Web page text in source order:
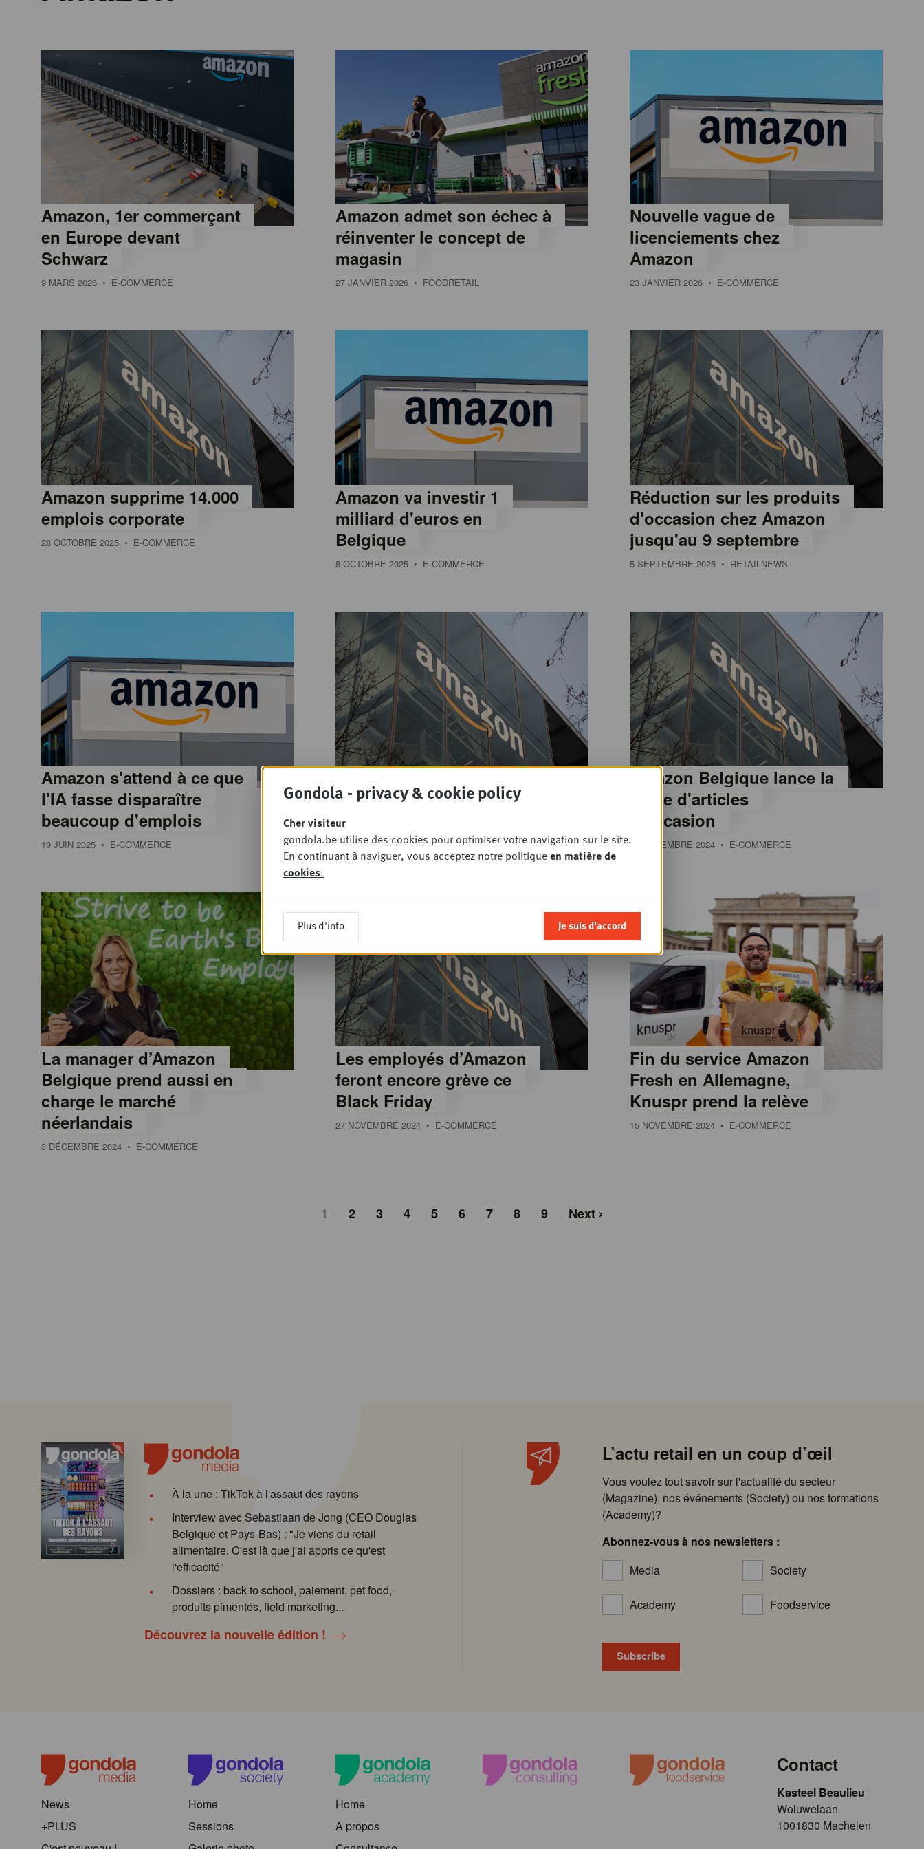
Amazon, 1er commerçant
en Europe devant
Schwarz
9 MARS 2026 • E-COMMERCE
Amazon admet son échec à
réinventer le concept de
magasin
27 JANVIER 2026 • FOODRETAIL
Nouvelle vague de
licenciements chez
Amazon
23 JANVIER 2026 • E-COMMERCE
Amazon supprime 14.000
emplois corporate
28 OCTOBRE 2025 • E-COMMERCE
Amazon va investir 1
milliard d'euros en
Belgique
8 OCTOBRE 2025 • E-COMMERCE
Réduction sur les produits
d'occasion chez Amazon
jusqu'au 9 septembre
5 SEPTEMBRE 2025 • RETAILNEWS
Amazon s'attend à ce que
l'IA fasse disparaître
beaucoup d'emplois
19 JUIN 2025 • E-COMMERCE
inquiètent Amazon
6 MAI 2025
Amazon Belgique lance la
vente d'articles
d'occasion
18 DÉCEMBRE 2024 • E-COMMERCE
La manager d’Amazon
Belgique prend aussi en
charge le marché
néerlandais
3 DÉCEMBRE 2024 • E-COMMERCE
Les employés d’Amazon
feront encore grève ce
Black Friday
27 NOVEMBRE 2024 • E-COMMERCE
Fin du service Amazon
Fresh en Allemagne,
Knuspr prend la relève
15 NOVEMBRE 2024 • E-COMMERCE
1 2 3 4 5 6 7 8 9 Next ›
À la une : TikTok à l'assaut des rayons
Interview avec Sebastiaan de Jong (CEO Douglas
Belgique et Pays-Bas) : "Je viens du retail
alimentaire. C'est là que j'ai appris ce qu'est
l'efficacité"
Dossiers : back to school, paiement, pet food,
produits pimentés, field marketing...
Découvrez la nouvelle édition !
L’actu retail en un coup d’œil
Vous voulez tout savoir sur l'actualité du secteur
(Magazine), nos événements (Society) ou nos formations
(Academy)?
Abonnez-vous à nos newsletters :
Media
Society
Academy Foodservice
News
+PLUS
Home
Sessions
Home
A propos
Contact
Kasteel Beaulieu
​​​Woluwelaan
1001830 Machelen
Gondola - privacy & cookie policy
Cher visiteur
gondola.be utilise des cookies pour optimiser votre navigation sur le site.
En continuant à naviguer, vous acceptez notre politiqueen matière de
cookies.
Plus d'info Je suis d'accord